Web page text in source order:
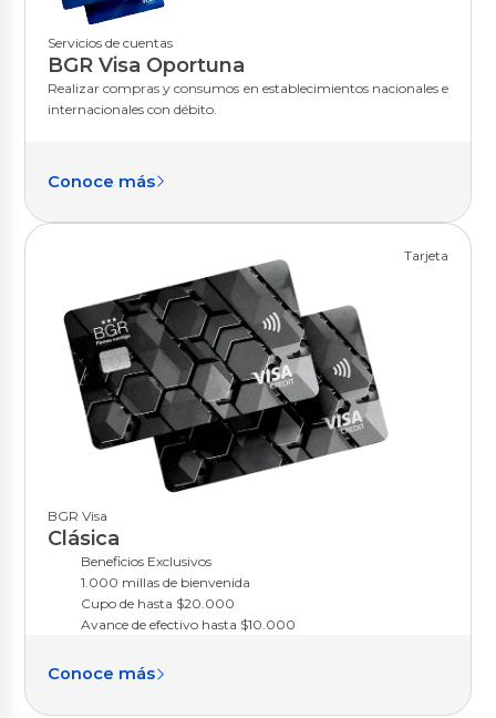
Servicios de cuentas
BGR Visa Oportuna
Realizar compras y consumos en establecimientos nacionales e
internacionales con débito.
Conoce más
Tarjeta
BGR Visa
Clásica
Beneficios Exclusivos
1.000 millas de bienvenida
Cupo de hasta $20.000
Avance de efectivo hasta $10.000
Conoce más